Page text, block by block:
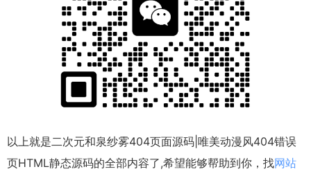
以上就是二次元和泉纱雾404页面源码|唯美动漫风404错误
页HTML静态源码的全部内容了,希望能够帮助到你，找网站